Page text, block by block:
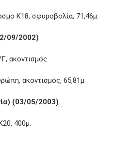
Κ18, σφυροβολία, 71,46μ.
09/2002)
ακοντισμός
ακοντισμός, 65,81μ.
(03/05/2003)
400μ.